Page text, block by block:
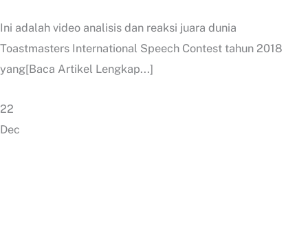
Ini adalah video analisis dan reaksi juara dunia
Toastmasters International Speech Contest tahun 2018
yang[Baca Artikel Lengkap...]
22
Dec